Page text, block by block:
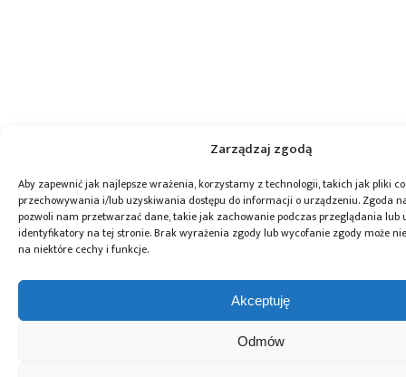
Zarządzaj zgodą
Aby zapewnić jak najlepsze wrażenia, korzystamy z technologii, takich jak pliki
przechowywania i/lub uzyskiwania dostępu do informacji o urządzeniu. Zgoda
pozwoli nam przetwarzać dane, takie jak zachowanie podczas przeglądania lub
identyfikatory na tej stronie. Brak wyrażenia zgody lub wycofanie zgody może
na niektóre cechy i funkcje.
Akceptuję
Odmów